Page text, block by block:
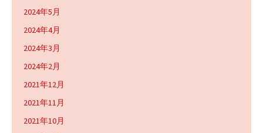
2024年5月
2024年4月
2024年3月
2024年2月
2021年12月
2021年11月
2021年10月